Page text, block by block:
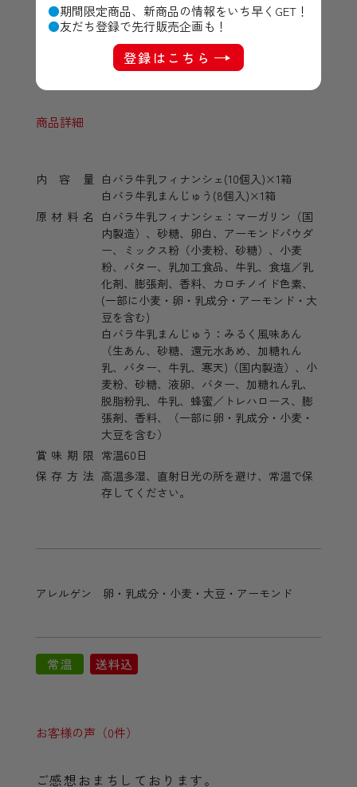
期間限定商品、新商品の情報をいち早くGET！
友だち登録で先行販売企画も！
登録はこちら
商品詳細
内容量 白バラ牛乳フィナンシェ(10個入)×1箱
白バラ牛乳まんじゅう(8個入)×1箱
原材料名
白バラ牛乳フィナンシェ：マーガリン（国
内製造）、砂糖、卵白、アーモンドパウダ
ー、ミックス粉（小麦粉、砂糖）、小麦
粉、バター、乳加工食品、牛乳、食塩／乳
化剤、膨張剤、香料、カロチノイド色素、
(一部に小麦・卵・乳成分・アーモンド・大
豆を含む)
白バラ牛乳まんじゅう：みるく風味あん
（生あん、砂糖、還元水あめ、加糖れん
乳、バター、牛乳、寒天)（国内製造）、小
麦粉、砂糖、液卵、バター、加糖れん乳、
脱脂粉乳、牛乳、蜂蜜／トレハロース、膨
張剤、香料、（一部に卵・乳成分・小麦・
大豆を含む）
賞味期限 常温60日
保存方法 高温多湿、直射日光の所を避け、常温で保
存してください。
アレルゲン 卵・乳成分・小麦・大豆・アーモンド
お客様の声（0件）
ご感想おまちしております。